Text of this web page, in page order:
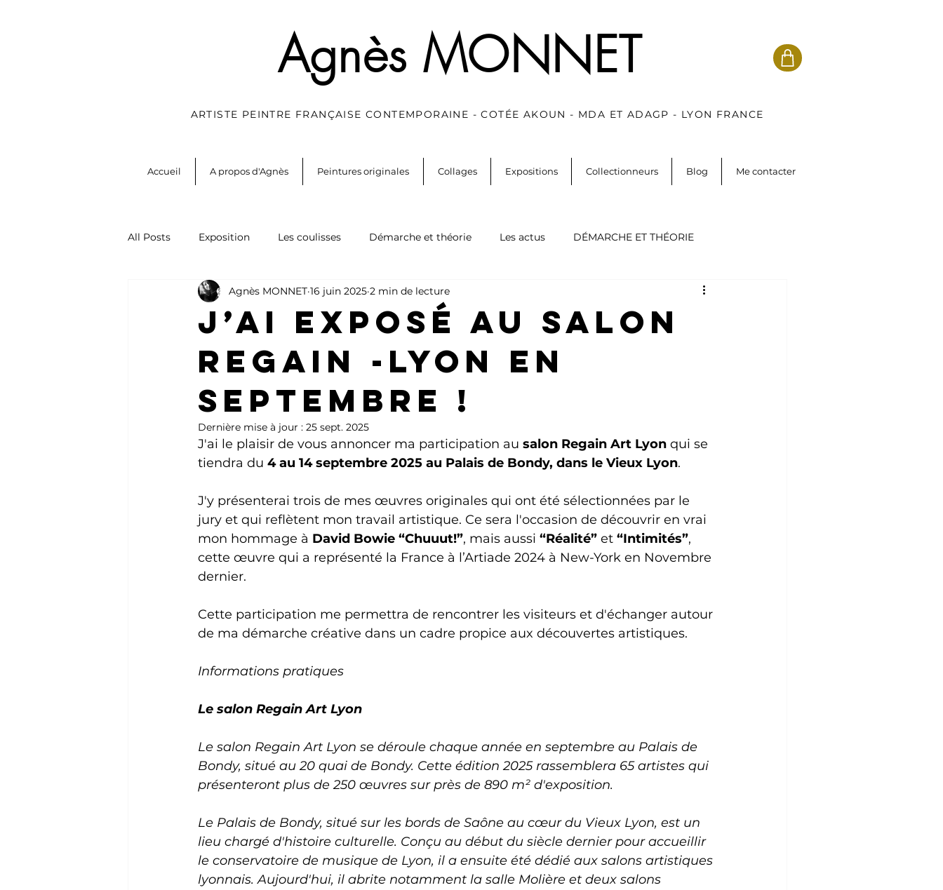
Agnès MONNET
ARTISTE PEINTRE FRANÇAISE CONTEMPORAINE - COTÉE AKOUN - MDA ET ADAGP - LYON FRANCE
Accueil A propos d'Agnès Peintures originales Collages Expositions Collectionneurs Blog Me contacter
All Posts Exposition Les coulisses Démarche et théorie Les actus DÉMARCHE ET THÉORIE
J’AI exposÉ au Salon
Regain -Lyon en
septembre !
Agnès MONNET 16 juin 2025 2 min de lecture
Dernière mise à jour : 25 sept. 2025
J'ai le plaisir de vous annoncer ma participation au salon Regain Art Lyon qui se
tiendra du 4 au 14 septembre 2025 au Palais de Bondy, dans le Vieux Lyon.
J'y présenterai trois de mes œuvres originales qui ont été sélectionnées par le
jury et qui reflètent mon travail artistique. Ce sera l'occasion de découvrir en vrai
mon hommage à David Bowie “Chuuut!”, mais aussi “Réalité” et “Intimités”,
cette œuvre qui a représenté la France à l’Artiade 2024 à New-York en Novembre
dernier.
Cette participation me permettra de rencontrer les visiteurs et d'échanger autour
de ma démarche créative dans un cadre propice aux découvertes artistiques.
Informations pratiques
Le salon Regain Art Lyon
Le salon Regain Art Lyon se déroule chaque année en septembre au Palais de
Bondy, situé au 20 quai de Bondy. Cette édition 2025 rassemblera 65 artistes qui
présenteront plus de 250 œuvres sur près de 890 m² d'exposition.
Le Palais de Bondy, situé sur les bords de Saône au cœur du Vieux Lyon, est un
lieu chargé d'histoire culturelle. Conçu au début du siècle dernier pour accueillir
le conservatoire de musique de Lyon, il a ensuite été dédié aux salons artistiques
lyonnais. Aujourd'hui, il abrite notamment la salle Molière et deux salons